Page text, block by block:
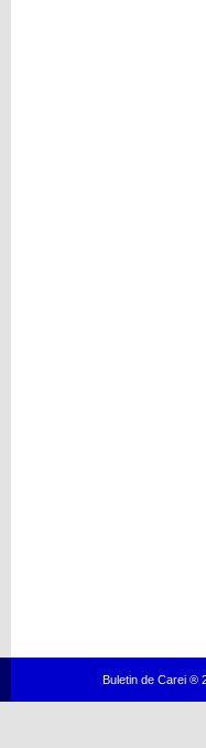
Buletin de Carei ®